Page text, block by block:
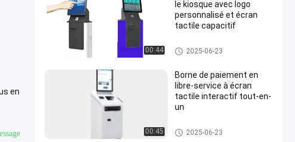
en
00:44
le kiosque avec logo
personnalisé et écran
tactile capacitif
Kiosque d'enregistrement
2025-06-23
00:45
Borne de paiement en
libre-service à écran
tactile interactif tout-en-
un
Kiosque libre-service
2025-06-23